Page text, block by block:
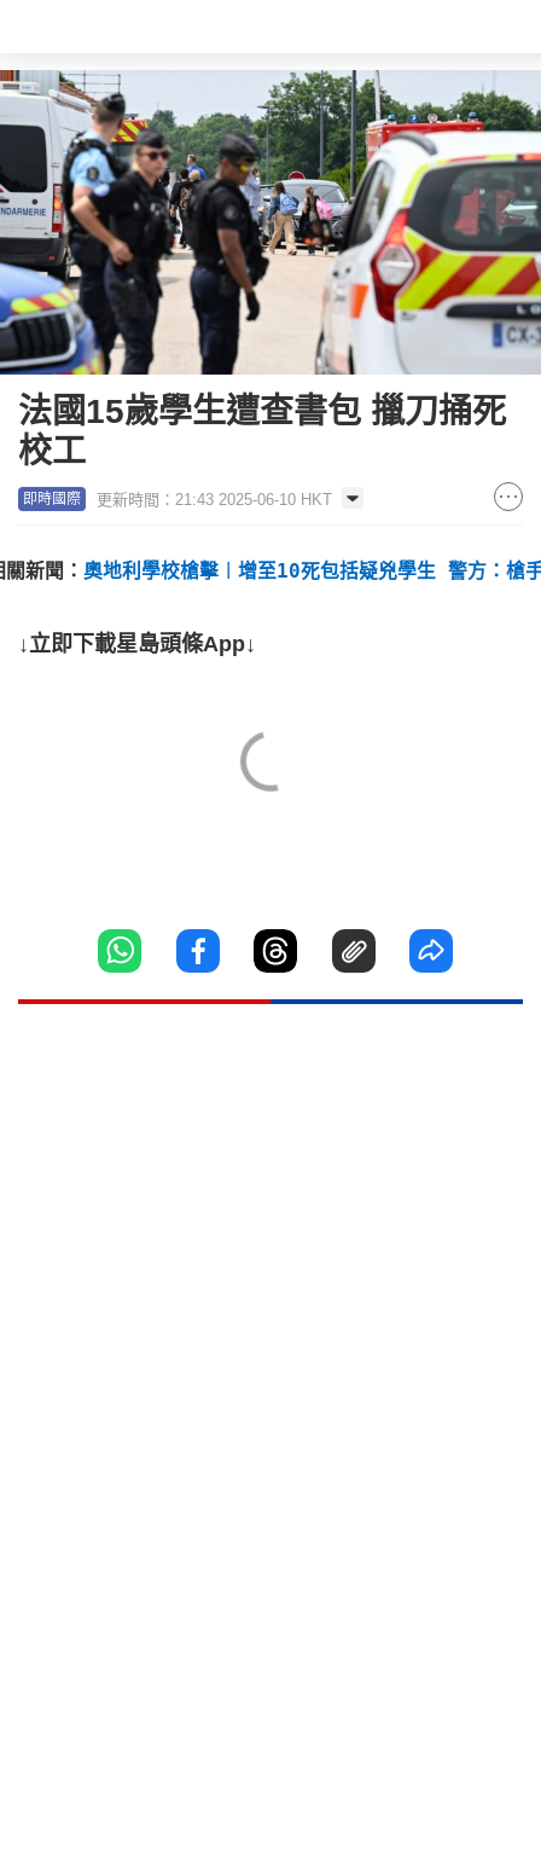
法國15歲學生遭查書包 擸刀捅死
校工
即時國際 更新時間：21:43 2025-06-10 HKT
關新聞： 奧地利學校槍擊︱增至10死包括疑兇學生 警方：槍
↓立即下載星島頭條App↓